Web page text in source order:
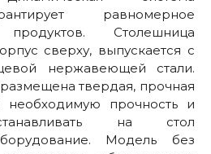
равномерное
продуктов. Столешница
сверху, выпускается с
нержавеющей стали.
твердая, прочная
прочность и
на стол
Модель без